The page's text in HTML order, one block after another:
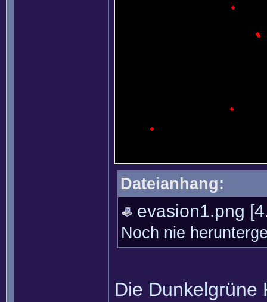
Dateianhang:
evasion1.png
Noch nie
Die Dunkelgrüne